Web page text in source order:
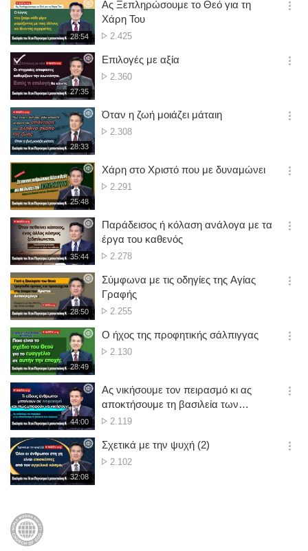
간
기
재
생
시
간
28:54
Ας Ξεπληρώσουμε το Θεό για τη
Χάρη Του
No.
views
2.425
옵
기
재
생
시
간
27:35
Επιλογές με αξία
No.
2.360
옵
기
재
생
시
간
28:33
Όταν η ζωή μοιάζει μάταιη
No.
2.308
옵
기
재
생
시
간
25:48
Χάρη στο Χριστό που με δυναμώνει
No.
2.291
옵
기
재
생
시
간
35:44
Παράδεισος ή κόλαση ανάλογα με τα
έργα του καθενός
No.
views
2.278
옵
기
재
생
시
간
28:50
Σύμφωνα με τις οδηγίες της Αγίας
Γραφής
No.
views
2.255
옵
기
재
생
시
간
28:49
Ο ήχος της προφητικής σάλπιγγας
No.
2.130
옵
기
재
생
시
간
44:00
Ας νικήσουμε τον πειρασμό κι ας
αποκτήσουμε τη βασιλεία των
ουρανών
No.
views
2.119
옵
기
재
생
32:08
Σχετικά με την ψυχή (2)
No.
2.102
옵